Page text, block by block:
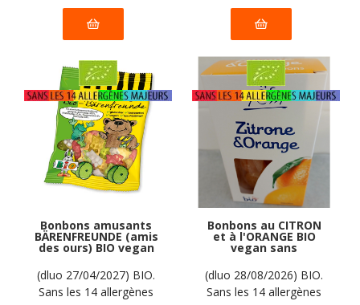
Bonbons amusants
BÄRENFREUNDE (amis
des ours) BIO vegan
sans allergènes
Frusano : 50 grammes
(dluo 27/04/2027) BIO.
Sans les 14 allergènes
Bonbons au CITRON
et à l'ORANGE BIO
vegan sans
allergènes Biovita :
100 grammes
(dluo 28/08/2026) BIO.
Sans les 14 allergènes